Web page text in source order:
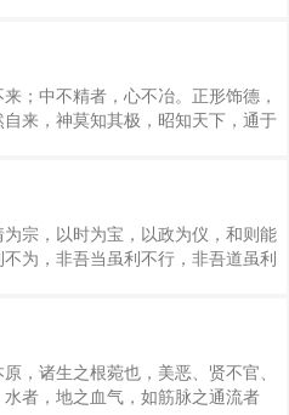
昏也，博夜也。 问曰：“兴时化
靡；贱有实，敬无用，则
羽翼；毋先物动，以观其则。动则失
道，不远而难极也，与人并处而
神将入舍；扫除不洁，神乃留处。
所以智乎。智乎，智乎，投之海外
得处之者。夫正人无求之也，故能
义，登降揖让、贵贱有等、亲疏之
小未一道。杀僇禁诛谓之法
；中不精者，心不冶。正形饰德，
来，神莫知其极，昭知天下，通于
，然后反正。气者身之充也，行者正
心不得，行不正则民不服。是故圣
也；若地然，无私载也。私者，乱
载名而来，圣人因而财之，而天
乱于天下，而天下治。专于意，一
止乎？能已乎？能毋问于人而自得
思之。思之不得，鬼神教之
宗，以时为宝，以政为仪，和则能
为，非吾当虽利不行，非吾道虽利
废，其事也不随。 原始计实，本
则索其形，缘其理则知其情，索其端
众者，莫大于天地；化物多者，莫
急，莫急于水火。然而，天不为一
人亦不为一人枉其法。天行其所行
，诸生之根菀也，美恶、贤不官、
水者，地之血气，如筋脉之通流者